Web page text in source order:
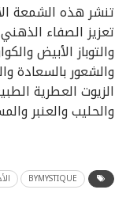
تنشر هذه الشمعة
تعزيز الصفاء
والتوباز الأبيض
والشعور بالسعادة
الزيوت العطرية
والحليب والعنبر
BYMYSTIQUE